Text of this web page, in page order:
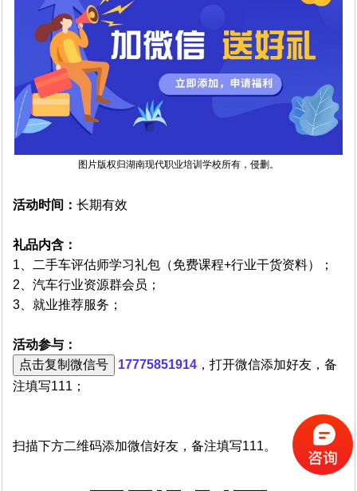
图片版权归湖南现代职业培训学校所有，侵删。
活动时间： 长期有效
礼品内含：
1、二手车评估师学习礼包（免费课程+行业干货资料）；
2、汽车行业资源群会员；
3、就业推荐服务；
活动参与：
点击复制微信号
17775851914，打开微信添加好友，备
注填写111；
扫描下方二维码添加微信好友，备注填写111。